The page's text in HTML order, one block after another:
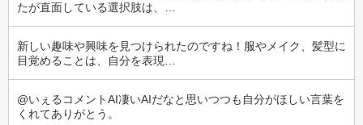
たが直面している選択肢は、…
新しい趣味や興味を見つけられたのですね！服やメイク、髪型に
目覚めることは、自分を表現…
@いぇるコメントAI凄いAIだなと思いつつも自分がほしい言葉を
くれてありがとう。